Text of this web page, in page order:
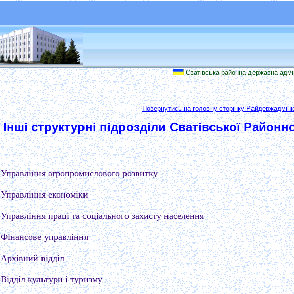
Сватівська районна державна
Повернутись на головну сторінку
Інші структурні підрозділи Сватівської
Управління агропромислового розвитку
Управління економіки
Управління праці та соціального захисту населення
Фінансове управління
Архівний відділ
Відділ культури і туризму